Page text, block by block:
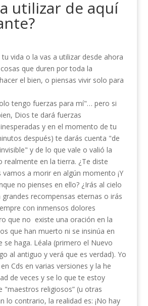
utilizar de aquí
tu vida o la vas a utilizar desde ahora
que duren por toda la
el bien, o piensas vivir solo para
tengo fuerzas para mí"… pero si
Dios te dará fuerzas
y en el momento de tu
después) te darás cuenta "de
y de lo que vale o valió la
realmente en la tierra. ¿Te diste
a morir en algún momento ¡Y
no pienses en ello? ¿Irás al cielo
recompensas eternas o irás
con inmensos dolores
que no existe una oración en la
que han muerto ni se insinúa en
se haga. Léala (primero el Nuevo
al antiguo y verá que es verdad). Yo
Cds en varias versiones y la he
de veces y se lo que te estoy
"maestros religiosos” (u otras
lo contrario, la realidad es: ¡No hay